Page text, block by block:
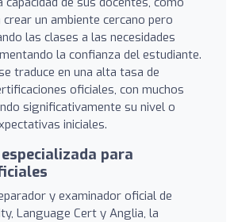
crear un ambiente cercano pero
las clases a las necesidades
la confianza del estudiante.
traduce en una alta tasa de
oficiales, con muchos
significativamente su nivel o
iniciales.
para
y examinador oficial de
Language Cert y Anglia, la